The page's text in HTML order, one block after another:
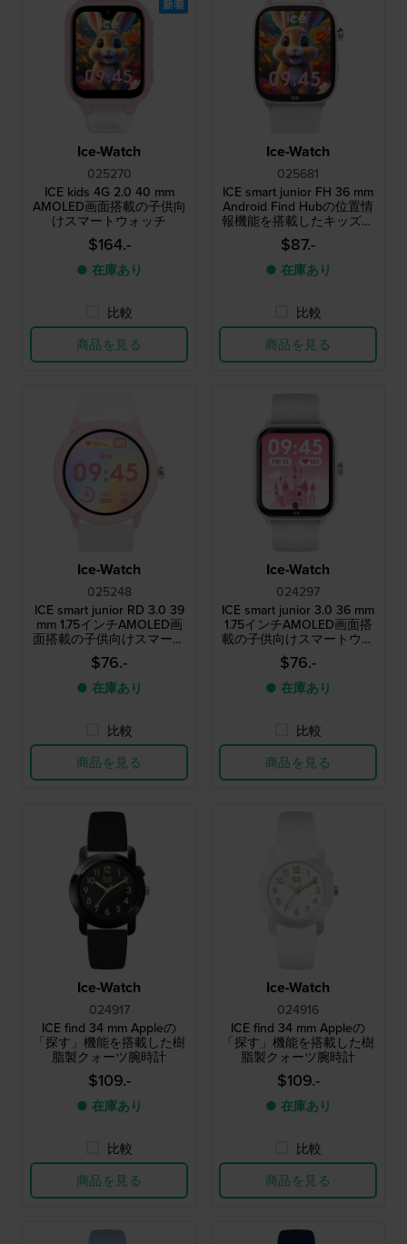
Ice-Watch
025270
ICE kids 4G 2.0 40 mm
AMOLED画面搭載の子供向
けスマートウォッチ
$164.-
● 在庫あり
比較
商品を見る
新着
Ice-Watch
025681
ICE smart junior FH 36 mm
Android Find Hubの位置情
報機能を搭載したキッズ向
けスマートウォッチ
$87.-
● 在庫あり
比較
商品を見る
Ice-Watch
025248
ICE smart junior RD 3.0 39
mm 1.75インチAMOLED画
面搭載の子供向けスマート
ウォッチ
$76.-
● 在庫あり
比較
商品を見る
Ice-Watch
024297
ICE smart junior 3.0 36 mm
1.75インチAMOLED画面搭
載の子供向けスマートウォ
ッチ
$76.-
● 在庫あり
比較
商品を見る
Ice-Watch
024917
ICE find 34 mm Appleの
「探す」機能を搭載した樹
脂製クォーツ腕時計
$109.-
● 在庫あり
比較
商品を見る
Ice-Watch
024916
ICE find 34 mm Appleの
「探す」機能を搭載した樹
脂製クォーツ腕時計
$109.-
● 在庫あり
比較
商品を見る